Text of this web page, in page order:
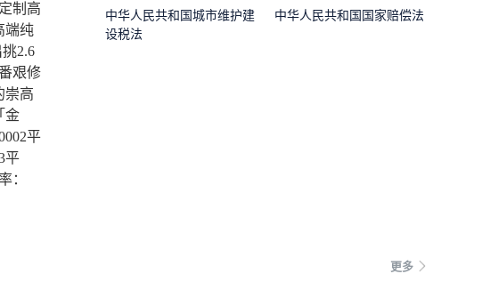
制高
端纯
2.6
艰修
崇高
金
平
平
：
中华人民共和国城市维护建
设税法
中华人民共和国国家赔偿法
更多